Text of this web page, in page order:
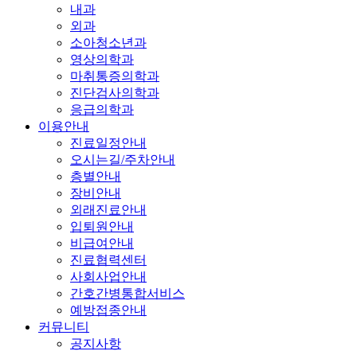
내과
외과
소아청소년과
영상의학과
마취통증의학과
진단검사의학과
응급의학과
이용안내
진료일정안내
오시는길/주차안내
층별안내
장비안내
외래진료안내
입퇴원안내
비급여안내
진료협력센터
사회사업안내
간호간병통합서비스
예방접종안내
커뮤니티
공지사항